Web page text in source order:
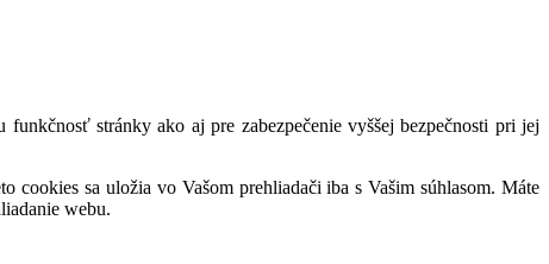
stránky ako aj pre zabezpečenie vyššej bezpečnosti pri jej
sa uložia vo Vašom prehliadači iba s Vašim súhlasom. Máte
webu.